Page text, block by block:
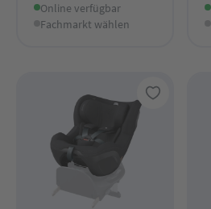
Online verfügbar
Fachmarkt wählen